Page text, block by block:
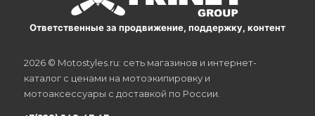
Ответственные за продвижение, поддержку, контент
2026 © Motostyles.ru: сеть магазинов и интернет-
каталог с ценами на мотоэкипировку и
мотоаксессуары с доставкой по России.